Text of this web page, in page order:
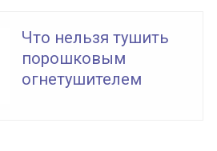
Что нельзя тушить
порошковым
огнетушителем